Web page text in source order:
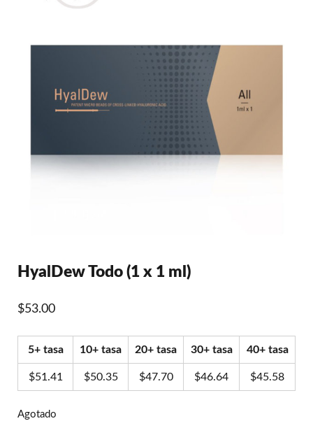
HyalDew Todo (1 x 1 ml)
$53.00
5+ tasa 10+ tasa 20+ tasa 30+ tasa 40+ tasa
$51.41 $50.35 $47.70 $46.64 $45.58
Agotado